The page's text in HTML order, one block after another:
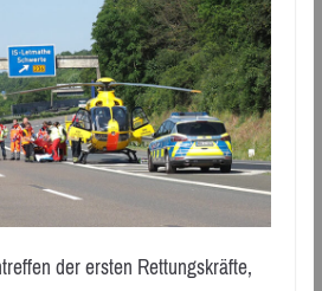
der ersten Rettungskräfte,